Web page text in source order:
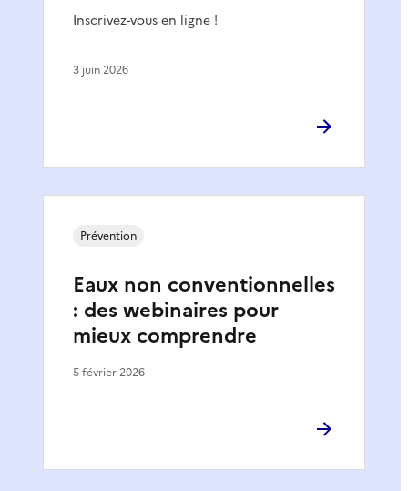
Inscrivez-vous en ligne !
3 juin 2026
Eaux non conventionnelles
: des webinaires pour
mieux comprendre
Prévention
5 février 2026